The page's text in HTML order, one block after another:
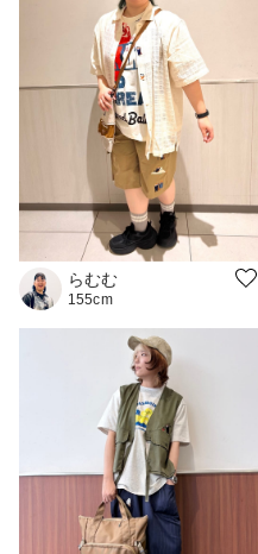
らむむ
155cm